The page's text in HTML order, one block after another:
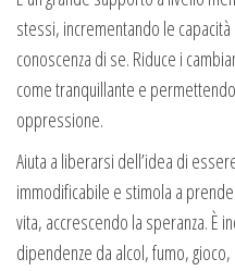
stessi, incrementando le
conoscenza di se. Riduce i
come tranquillante e
oppressione.
Aiuta a liberarsi dell’idea di
immodificabile e stimola a
vita, accrescendo la speranza. È
dipendenze da alcol, fumo,